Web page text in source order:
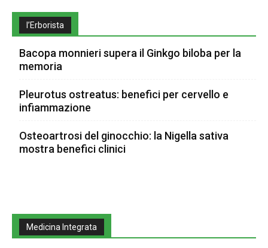
l’Erborista
Bacopa monnieri supera il Ginkgo biloba per la
memoria
Pleurotus ostreatus: benefici per cervello e
infiammazione
Osteoartrosi del ginocchio: la Nigella sativa
mostra benefici clinici
Medicina Integrata